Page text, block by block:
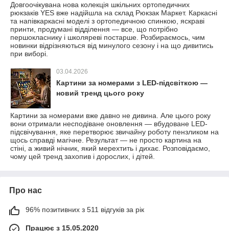
Довгоочікувана нова колекція шкільних ортопедичних
рюкзаків YES вже надійшла на склад Рюкзак Маркет. Каркасні
та напівкаркасні моделі з ортопедичною спинкою, яскраві
принти, продумані відділення — все, що потрібно
першокласнику і школяреві постарше. Розбираємось, чим
новинки відрізняються від минулого сезону і на що дивитись
при виборі.
03.04.2026
Картини за номерами з LED-підсвіткою —
новий тренд цього року
Картини за номерами вже давно не дивина. Але цього року
вони отримали несподіване оновлення — вбудоване LED-
підсвічування, яке перетворює звичайну роботу пензликом на
щось справді магічне. Результат — не просто картина на
стіні, а живий нічник, який мерехтить і дихає. Розповідаємо,
чому цей тренд захопив і дорослих, і дітей.
Про нас
96% позитивних з 511 відгуків за рік
Працює з 15.05.2020